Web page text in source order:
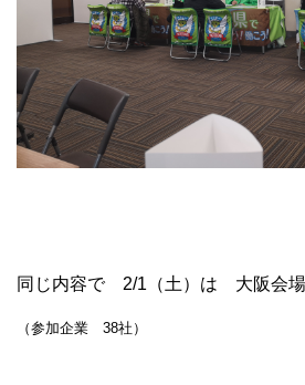
同じ内容で 2/1（土）は 大阪会場
（参加企業 38社）